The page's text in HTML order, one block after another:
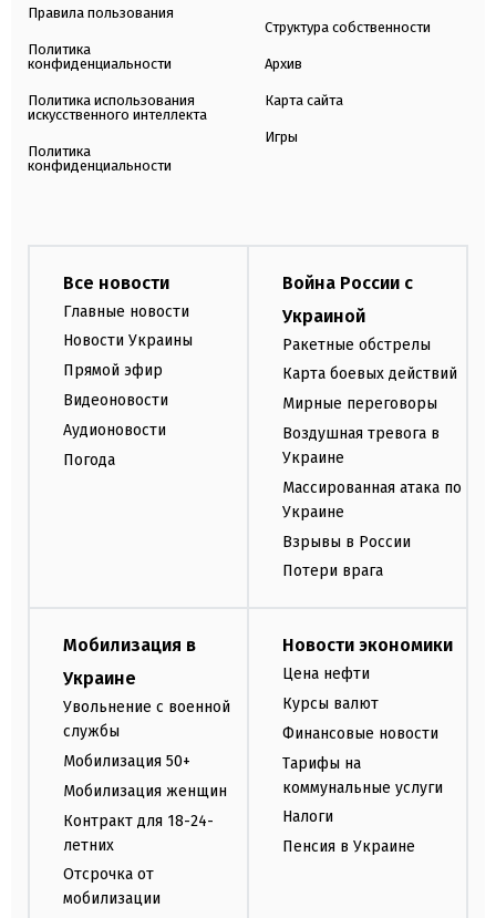
Правила пользования
Политика
конфиденциальности
Политика использования
искусственного интеллекта
Политика
конфиденциальности
Структура собственности
Архив
Карта сайта
Игры
Все новости
Главные новости
Новости Украины
Прямой эфир
Видеоновости
Аудионовости
Погода
Война России с
Украиной
Ракетные обстрелы
Карта боевых действий
Мирные переговоры
Воздушная тревога в
Украине
Массированная атака по
Украине
Взрывы в России
Потери врага
Мобилизация в
Украине
Увольнение с военной
службы
Мобилизация 50+
Мобилизация женщин
Контракт для 18-24-
летних
Отсрочка от
мобилизации
Новости экономики
Цена нефти
Курсы валют
Финансовые новости
Тарифы на
коммунальные услуги
Налоги
Пенсия в Украине